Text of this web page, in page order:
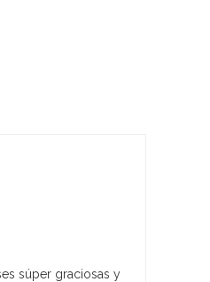
súper graciosas y